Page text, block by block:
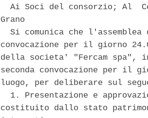
Ai Soci del consorzio; Al
Grano
Si comunica che l'assemblea
convocazione per il giorno
della societa' "Fercam
seconda convocazione per il
luogo, per deliberare sul
1. Presentazione e
costituito dallo stato